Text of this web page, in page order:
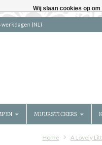
(NL)
MUURSTICKERS
Home A Lovely
Wij slaan cookies op